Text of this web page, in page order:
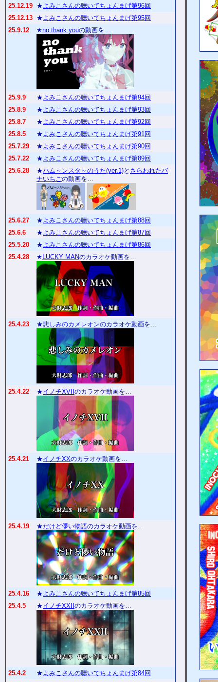
25.12.19 ★よみこさんの聴いてちょんまげ第96回
25.12.13 ★よみこさんの聴いてちょんまげ第95回
25.9.12
★no thank youの動画を…
25.9.9 ★よみこさんの聴いてちょんまげ第94回
25.8.9
★よみこさんの聴いてちょんまげ第93回
25.8.7
★よみこさんの聴いてちょんまげ第92回
25.8.5
★よみこさんの聴いてちょんまげ第91回
25.7.29
★よみこさんの聴いてちょんまげ第90回
25.7.22
★よみこさんの聴いてちょんまげ第89回
25.6.28
★ハム～ンスタ～のうた(ver.1)と さらわれたバ
ナいちごの動画を…
25.6.27 ★よみこさんの聴いてちょんまげ第88回
25.6.6
★よみこさんの聴いてちょんまげ第87回
25.5.20
★よみこさんの聴いてちょんまげ第86回
25.4.28
★ LUCKY MANのカラオケ動画を…
25.4.23 ★悲しみのカメレオンのカラオケ動画を…
25.4.22 ★イノチXVII のカラオケ動画を…
25.4.21 ★イノチXXのカラオケ動画を…
25.4.19 ★だけど儚い物語のカラオケ動画を…
25.4.16 ★よみこさんの聴いてちょんまげ第85回
25.4.5
★イノチXXII のカラオケ動画を…
25.4.2 ★よみこさんの聴いてちょんまげ第84回